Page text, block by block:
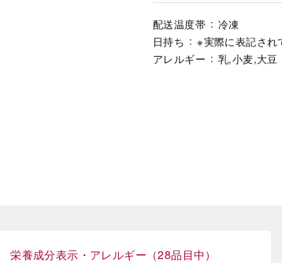
配送温度帯
冷凍
日持ち
※実際に表記され
アレルギー
乳,小麦,大豆
栄養成分表示・アレルギー（28品目中）